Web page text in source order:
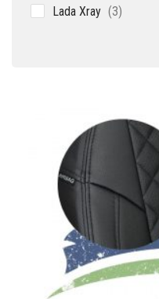
Lada Xray 33